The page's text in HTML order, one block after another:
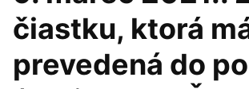
čiastku, ktorá
prevedená do